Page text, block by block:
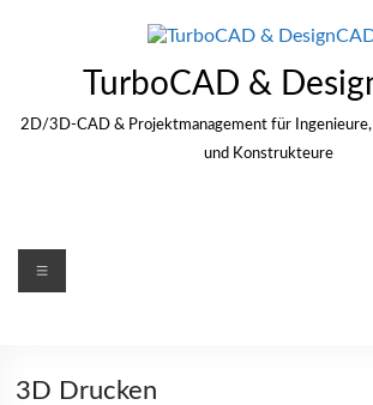
TurboCAD &
2D/3D-CAD & Projektmanagement für
und Konstrukteure
Menü
3D Drucken